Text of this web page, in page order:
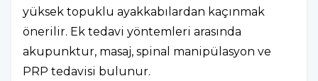
yüksek topuklu ayakkabılardan kaçınmak
önerilir. Ek tedavi yöntemleri arasında
akupunktur, masaj, spinal manipülasyon ve
PRP tedavisi bulunur.